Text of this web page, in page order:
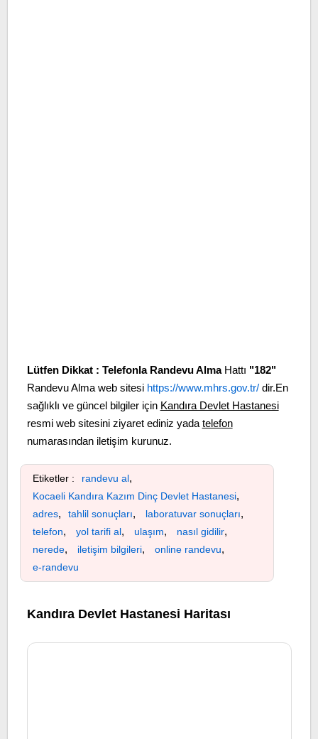
Lütfen Dikkat : Telefonla Randevu AlmaHattı "182"
Randevu Alma web sitesi https://www.mhrs.gov.tr/dir.En
sağlıklı ve güncel bilgiler için Kandıra Devlet Hastanesi
resmi web sitesini ziyaret ediniz yada telefon
numarasından iletişim kurunuz.
Etiketler : randevu al,
Kocaeli Kandıra Kazım Dinç Devlet Hastanesi,
adres, tahlil sonuçları, laboratuvar sonuçları,
telefon, yol tarifi al, ulaşım, nasıl gidilir,
nerede, iletişim bilgileri, online randevu,
e-randevu
Kandıra Devlet Hastanesi Haritası